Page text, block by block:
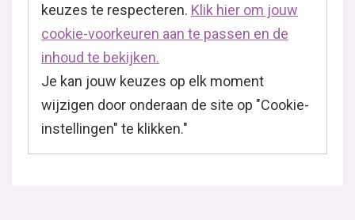
keuzes te respecteren. Klik hier om jouw
cookie-voorkeuren aan te passen en de
inhoud te bekijken.
Je kan jouw keuzes op elk moment
wijzigen door onderaan de site op "Cookie-
instellingen" te klikken."